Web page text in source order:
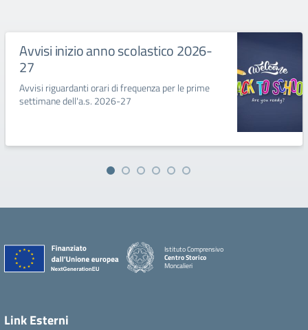
Avvisi inizio anno scolastico 2026-
27
Avvisi riguardanti orari di frequenza per le prime
settimane dell'a.s. 2026-27
Istituto Comprensivo
Centro Storico
Moncalieri
Link Esterni